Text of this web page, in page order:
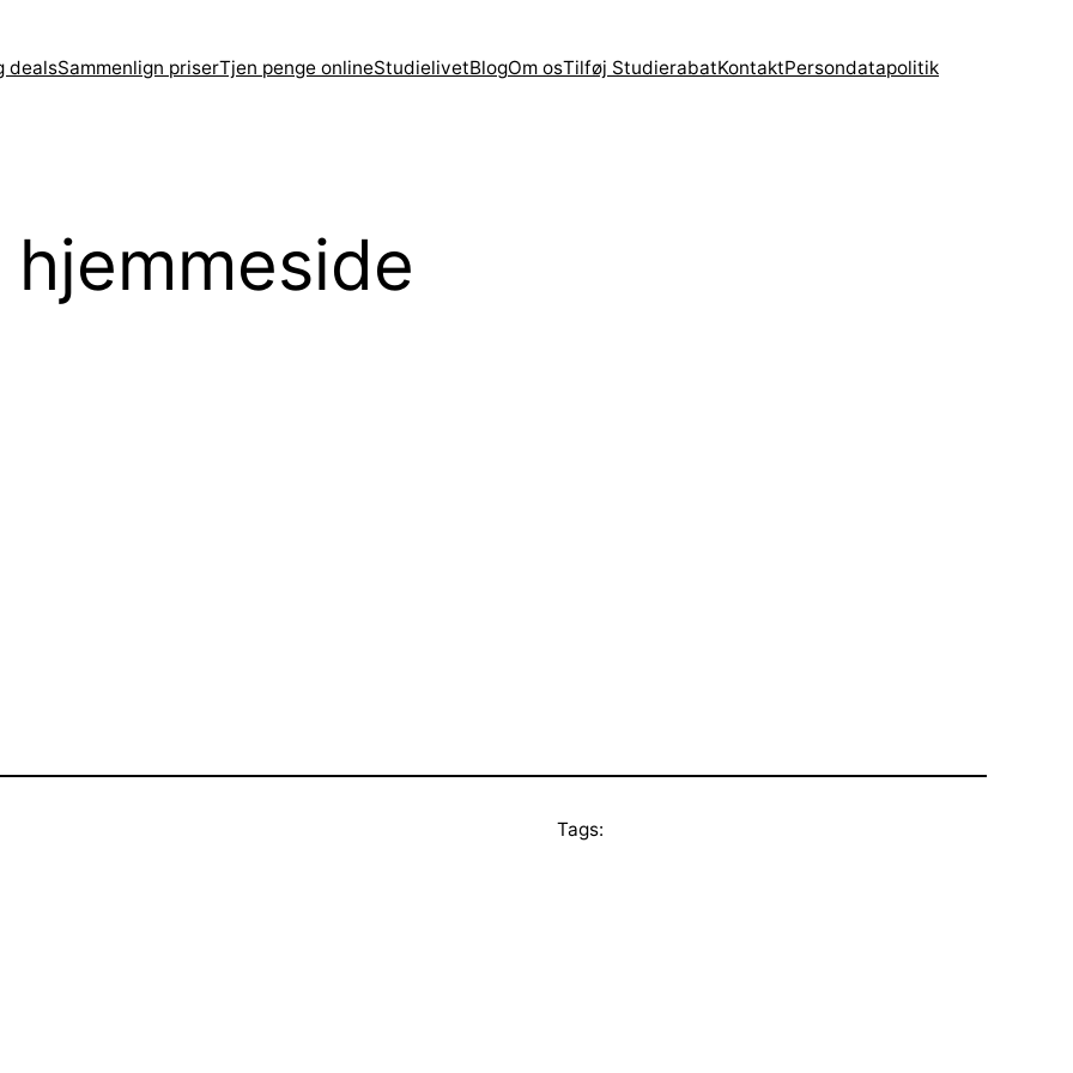
dealsSammenlign priserTjen penge onlineStudielivetBlogOm osTilføj StudierabatKontaktPersondatapolitik
Tags: